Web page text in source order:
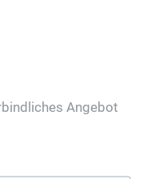
Angebot